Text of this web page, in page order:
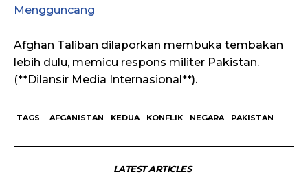
Mengguncang
Afghan Taliban dilaporkan membuka tembakan
lebih dulu, memicu respons militer Pakistan.
(**Dilansir Media Internasional**).
TAGS AFGANISTAN KEDUA KONFLIK NEGARA PAKISTAN
LATEST ARTICLES